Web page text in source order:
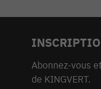
Abonnez-vous
de KINGVERT.